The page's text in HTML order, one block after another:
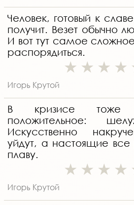
Человек, готовый к
получит. Везет обычно
И вот тут самое
распорядиться.
Игорь Крутой
В кризисе тоже
положительное:
Искусственно
уйдут, а настоящие все
плаву.
Игорь Крутой